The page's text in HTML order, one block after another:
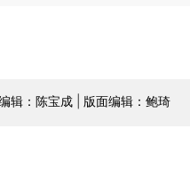
辑：陈宝成 | 版面编辑：鲍琦